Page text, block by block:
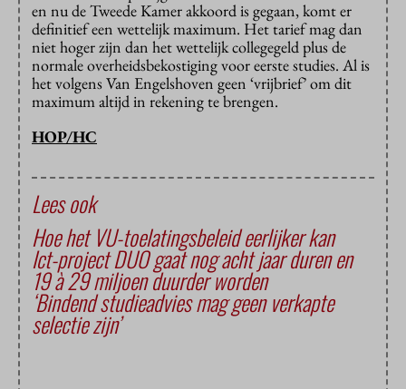
en nu de Tweede Kamer akkoord is gegaan, komt er
definitief een wettelijk maximum. Het tarief mag dan
niet hoger zijn dan het wettelijk collegegeld plus de
normale overheidsbekostiging voor eerste studies. Al is
het volgens Van Engelshoven geen ‘vrijbrief’ om dit
maximum altijd in rekening te brengen.
HOP/HC
Lees ook
Hoe het VU-toelatingsbeleid eerlijker kan
Ict-project DUO gaat nog acht jaar duren en
19 à 29 miljoen duurder worden
‘Bindend studieadvies mag geen verkapte
selectie zijn’